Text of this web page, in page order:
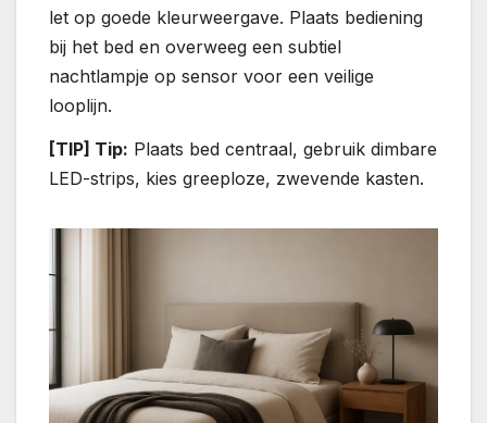
let op goede kleurweergave. Plaats bediening
bij het bed en overweeg een subtiel
nachtlampje op sensor voor een veilige
looplijn.
[TIP] Tip: Plaats bed centraal, gebruik dimbare
LED-strips, kies greeploze, zwevende kasten.